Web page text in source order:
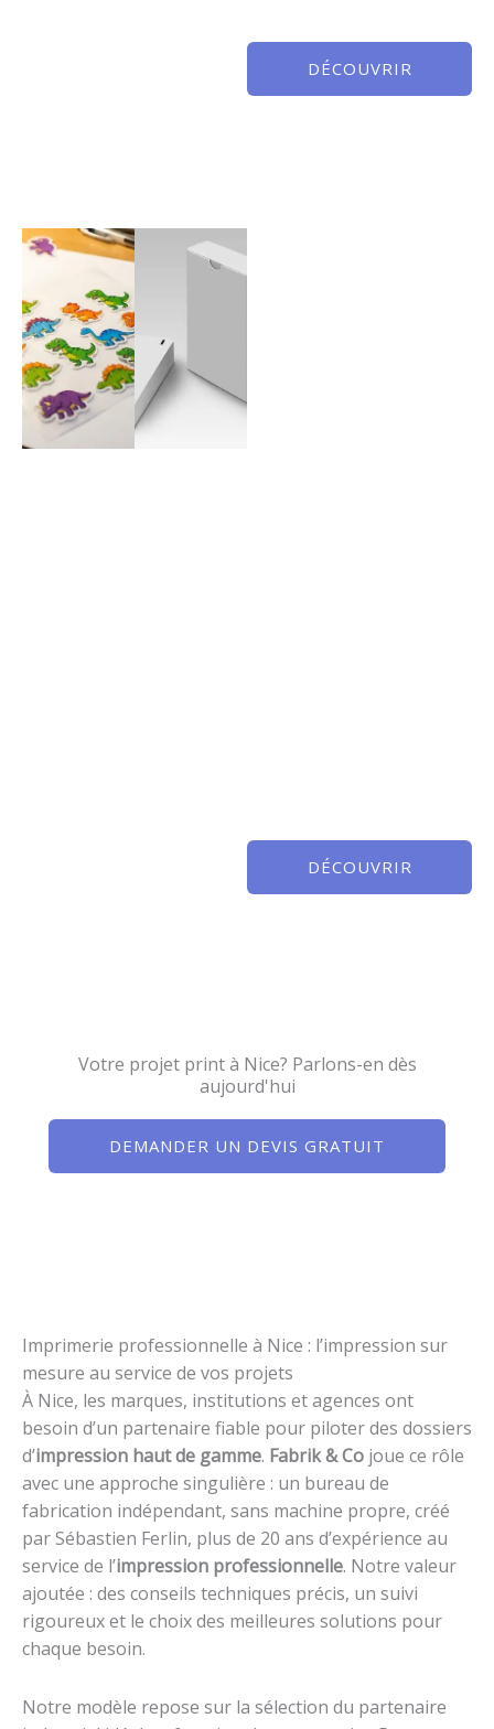
DÉCOUVRIR
DÉCOUVRIR
Votre projet print à Nice? Parlons-en dès
aujourd'hui
DEMANDER UN DEVIS GRATUIT
Imprimerie professionnelle à Nice : l’impression sur
mesure au service de vos projets
À Nice, les marques, institutions et agences ont
besoin d’un partenaire fiable pour piloter des dossiers
d’impression haut de gamme. Fabrik & Co joue ce rôle
avec une approche singulière : un bureau de
fabrication indépendant, sans machine propre, créé
par Sébastien Ferlin, plus de 20 ans d’expérience au
service de l’impression professionnelle. Notre valeur
ajoutée : des conseils techniques précis, un suivi
rigoureux et le choix des meilleures solutions pour
chaque besoin.
Notre modèle repose sur la sélection du partenaire